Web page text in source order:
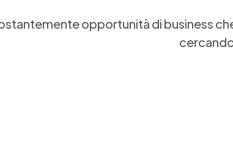
opportunità di business